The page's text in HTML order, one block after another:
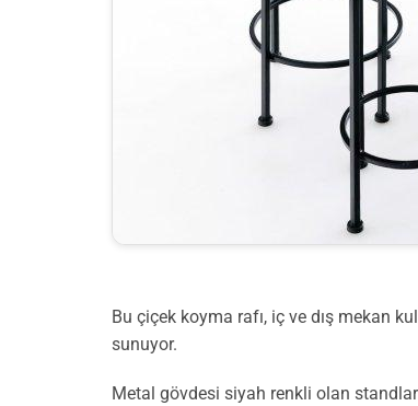
Bu çiçek koyma rafı, iç ve dış mekan
sunuyor.
Metal gövdesi siyah renkli olan